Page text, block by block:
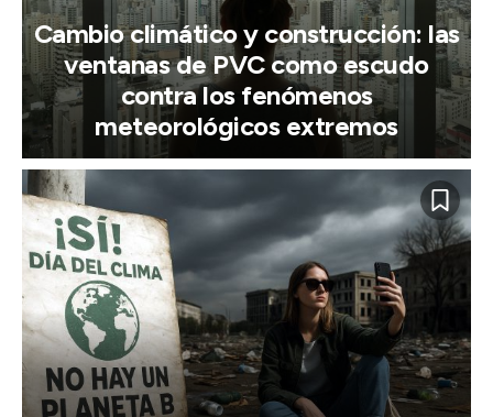
Cambio climático y construcción: las
ventanas de PVC como escudo
contra los fenómenos
meteorológicos extremos